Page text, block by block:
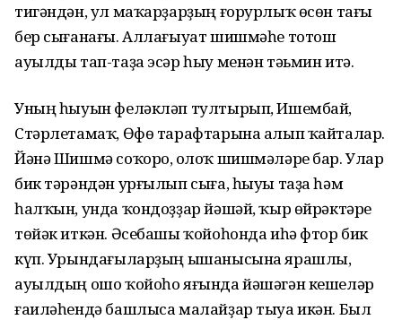
тигәндән, ул маҡарҙарҙың ғорурлыҡ өсөн тағы
бер сығанағы. Аллағыуат шишмәһе тотош
ауылды тап-таҙа эсәр һыу менән тәьмин итә.
Уның һыуын феләкләп тултырып, Ишембай,
Стәрлетамаҡ, Өфө тарафтарына алып ҡайталар.
Йәнә Шишмә соҡоро, Ҡолоҡ шишмәләре бар. Улар
бик тәрәндән урғылып сыға, һыуы таҙа һәм
һалҡын, унда ҡондоҙҙар йәшәй, ҡыр өйрәктәре
төйәк иткән. Әсебашы ҡойоһонда иһә фтор бик
күп. Урындағыларҙың ышанысына ярашлы,
ауылдың ошо ҡойоһо яғында йәшәгән кешеләр
ғаиләһендә башлыса малайҙар тыуа икән. Был